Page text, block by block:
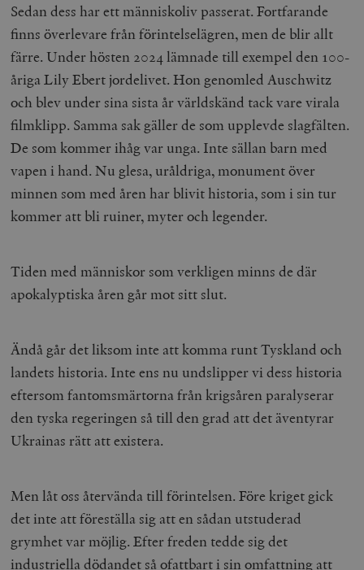
Sedan dess har ett människoliv passerat. Fortfarande
finns överlevare från förintelselägren, men de blir allt
färre. Under hösten 2024 lämnade till exempel den 100-
åriga Lily Ebert jordelivet. Hon genomled Auschwitz
och blev under sina sista år världskänd tack vare virala
filmklipp. Samma sak gäller de som upplevde slagfälten.
De som kommer ihåg var unga. Inte sällan barn med
vapen i hand. Nu glesa, uråldriga, monument över
minnen som med åren har blivit historia, som i sin tur
kommer att bli ruiner, myter och legender.
Tiden med människor som verkligen minns de där
apokalyptiska åren går mot sitt slut.
Ändå går det liksom inte att komma runt Tyskland och
landets historia. Inte ens nu undslipper vi dess historia
eftersom fantomsmärtorna från krigsåren paralyserar
den tyska regeringen så till den grad att det äventyrar
Ukrainas rätt att existera.
Men låt oss återvända till förintelsen. Före kriget gick
det inte att föreställa sig att en sådan utstuderad
grymhet var möjlig. Efter freden tedde sig det
industriella dödandet så ofattbart i sin omfattning att